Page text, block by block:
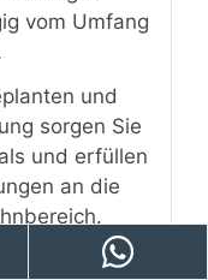
vom Umfang
und
sorgen Sie
und erfüllen
an die